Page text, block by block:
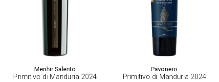
Menhir Salento
Primitivo di Manduria 2024
Pavonero
Primitivo di Manduria 2024